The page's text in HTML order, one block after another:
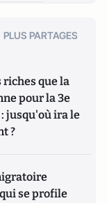
PLUS PARTAGES
riches que la
pour la 3e
jusqu'où ira le
?
se profile